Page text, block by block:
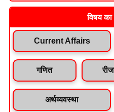
विषय
Current Affairs
गणित
अर्थव्यवस्था